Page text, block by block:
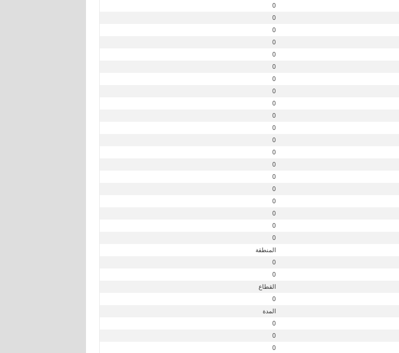
0
0
0
0
0
0
0
0
0
0
0
0
0
0
0
0
0
0
0
0
المنطقة
0
0
القطاع
0
المدة
0
0
0